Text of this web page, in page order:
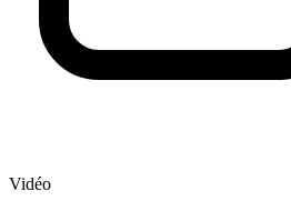
Vidéo